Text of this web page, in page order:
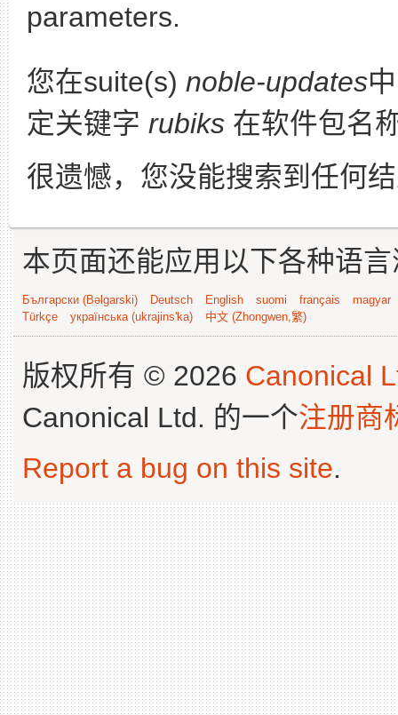
parameters.
您在suite(s) noble-updates
定关键字 rubiks 在软件包名
很遗憾，您没能搜索到任何
本页面还能应用以下各种语
Български (Bəlgarski) Deutsch English suomi français
magyar
Türkçe
українська (ukrajins'ka) 中文 (Zhongwen,繁)
版权所有 © 2026 Canonical
Canonical Ltd. 的一个注册商
Report a bug on this site.